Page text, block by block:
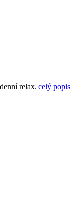
relax. celý popis